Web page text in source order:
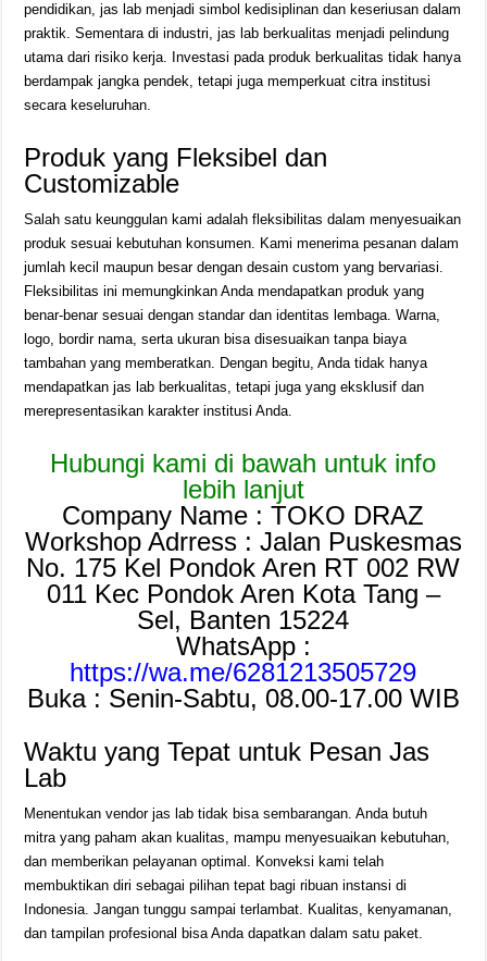
pendidikan, jas lab menjadi simbol kedisiplinan dan keseriusan dalam
praktik. Sementara di industri, jas lab berkualitas menjadi pelindung
utama dari risiko kerja. Investasi pada produk berkualitas tidak hanya
berdampak jangka pendek, tetapi juga memperkuat citra institusi
secara keseluruhan.
Produk yang Fleksibel dan
Customizable
Salah satu keunggulan kami adalah fleksibilitas dalam menyesuaikan
produk sesuai kebutuhan konsumen. Kami menerima pesanan dalam
jumlah kecil maupun besar dengan desain custom yang bervariasi.
Fleksibilitas ini memungkinkan Anda mendapatkan produk yang
benar-benar sesuai dengan standar dan identitas lembaga. Warna,
logo, bordir nama, serta ukuran bisa disesuaikan tanpa biaya
tambahan yang memberatkan. Dengan begitu, Anda tidak hanya
mendapatkan jas lab berkualitas, tetapi juga yang eksklusif dan
merepresentasikan karakter institusi Anda.
Hubungi kami di bawah untuk info
lebih lanjut
Company Name : TOKO DRAZ
Workshop Adrress : Jalan Puskesmas
No. 175 Kel Pondok Aren RT 002 RW
011 Kec Pondok Aren Kota Tang –
Sel, Banten 15224
WhatsApp :
https://wa.me/6281213505729
Buka : Senin-Sabtu, 08.00-17.00 WIB
Waktu yang Tepat untuk Pesan Jas
Lab
Menentukan vendor jas lab tidak bisa sembarangan. Anda butuh
mitra yang paham akan kualitas, mampu menyesuaikan kebutuhan,
dan memberikan pelayanan optimal. Konveksi kami telah
membuktikan diri sebagai pilihan tepat bagi ribuan instansi di
Indonesia. Jangan tunggu sampai terlambat. Kualitas, kenyamanan,
dan tampilan profesional bisa Anda dapatkan dalam satu paket.